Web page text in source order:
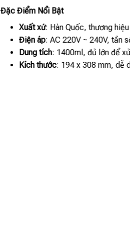
Đặc Điểm Nổi Bật
Xuất xứ: Hàn Quốc, thương
Điện áp: AC 220V ~ 240V, tần
Dung tích: 1400ml, đủ lớn để
Kích thước: 194 x 308 mm, dễ